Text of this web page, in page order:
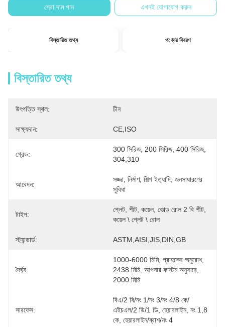
সেরা দাম পান এখনই যোগাযোগ করুন
বিস্তারিত তথ্য পণ্যের বিবরণ
বিস্তারিত তথ্য
উৎপত্তি স্থল: চীন
সাক্ষ্যদান: CE,ISO
গ্রেড:
300 সিরিজ, 200 সিরিজ, 400 সিরিজ,
304,310
আবেদন:
সজ্জা, নির্মাণ, শিল্প ইত্যাদি, জনসাধারণের
সুবিধা
টাইপ:
প্লেট, শীট, কয়েল, কোল্ড রোল 2 বি শীট,
কয়েল \ প্লেট \ রোল
স্ট্যান্ডার্ড: ASTM,AISI,JIS,DIN,GB
দৈর্ঘ্য:
1000-6000 মিমি, গ্রাহকের অনুরোধ,
2438 মিমি, আপনার কাস্টম অনুসারে,
2000 মিমি
সারফেস:
বিএ/2 বি/নং 1/নং 3/নং 4/8 কে/
এইচএল/2 ডি/1 ডি, হেয়ারলাইন, নং 1,8
কে, হেয়ারলাইন/ব্রাশ/নং 4